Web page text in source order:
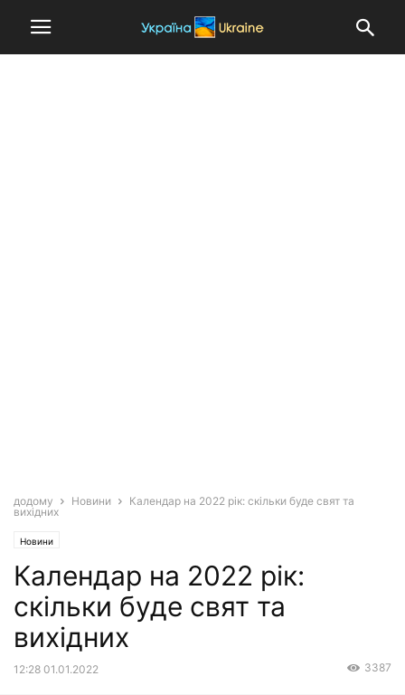
додому Новини
Календар на 2022 рік: скільки буде свят та
вихідних
Новини
Календар на 2022 рік:
скільки буде свят та
вихідних
12:28 01.01.2022 3387